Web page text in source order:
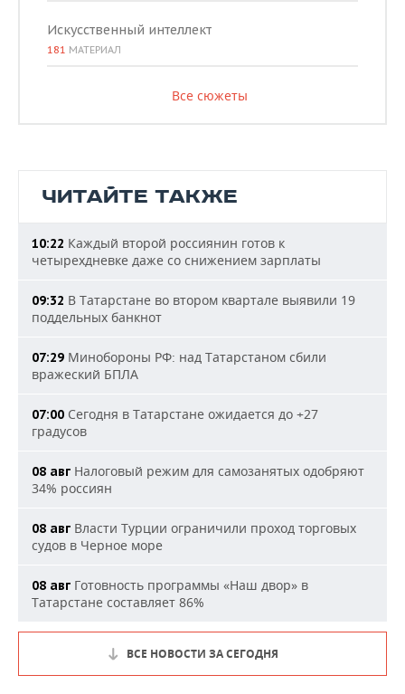
Искусственный интеллект
181 МАТЕРИАЛ
Все сюжеты
ЧИТАЙТЕ ТАКЖЕ
10:22 Каждый второй россиянин готов к
четырехдневке даже со снижением зарплаты
09:32 В Татарстане во втором квартале выявили 19
поддельных банкнот
07:29 Минобороны РФ: над Татарстаном сбили
вражеский БПЛА
07:00 Сегодня в Татарстане ожидается до +27
градусов
08 авг Налоговый режим для самозанятых одобряют
34% россиян
08 авг Власти Турции ограничили проход торговых
судов в Черное море
08 авг Готовность программы «Наш двор» в
Татарстане составляет 86%
ВСЕ НОВОСТИ ЗА СЕГОДНЯ